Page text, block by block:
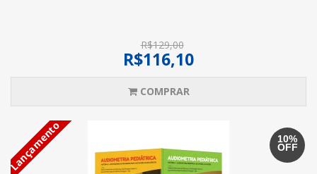
R$129,00
R$116,10
COMPRAR
10%
OFF
Lançamento